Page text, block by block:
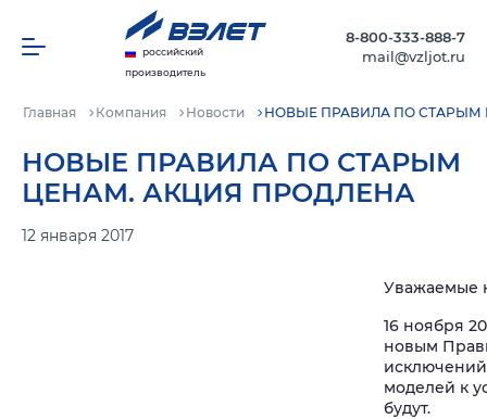
российский
производитель
8-800-333-888-7
mail@vzljot.ru
Главная Компания Новости НОВЫЕ ПРАВИЛА ПО
НОВЫЕ ПРАВИЛА ПО СТАРЫМ
ЦЕНАМ. АКЦИЯ ПРОДЛЕНА
12 января 2017
Уважаемые
16 ноября
новым
исключений
моделей к
будут.